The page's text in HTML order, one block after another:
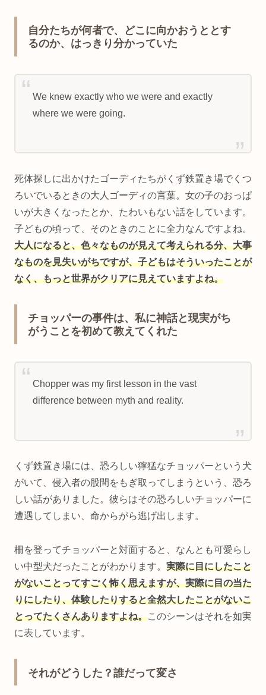
自分たちが何者で、どこに向かおうととす
るのか、はっきり分かっていた
We knew exactly who we were and exactly
where we were going.
死体探しに出かけたゴーディたちがくず鉄置き場でくつ
ろいでいるときの大人ゴーディの言葉。女の子のおっぱ
いが大きくなったとか、たわいもない話をしています。
子どもの頃って、そのときのことに全力なんですよね。
大人になると、色々なものが見えて考えられる分、大事
なものを見失いがちですが、子どもはそういったことが
なく、もっと世界がクリアに見えていますよね。
チョッパーの事件は、私に神話と現実がち
がうことを初めて教えてくれた
Chopper was my first lesson in the vast
difference between myth and reality.
くず鉄置き場には、恐ろしい獰猛なチョッパーという犬
がいて、侵入者の股間をもぎ取ってしまうという、恐ろ
しい話がありました。彼らはその恐ろしいチョッパーに
遭遇してしまい、命からがら逃げ出します。
柵を登ってチョッパーと対面すると、なんとも可愛らし
い中型犬だったことがわかります。 実際に目にしたこと
がないことってすごく怖く思えますが、実際に目の当た
りにしたり、体験したりすると全然大したことがないこ
とってたくさんありますよね。このシーンはそれを如実
に表しています。
それがどうした？誰だって変さ